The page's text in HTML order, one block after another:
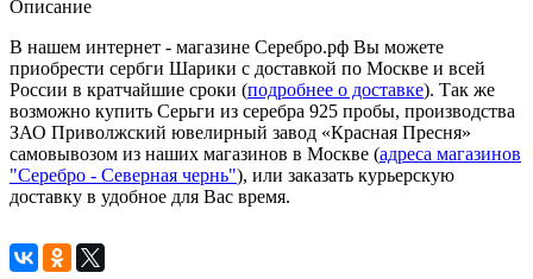
Описание
В нашем интернет - магазине Серебро.рф Вы можете
приобрести сербги Шарики с доставкой по Москве и всей
России в кратчайшие сроки (подробнее о доставке). Так же
возможно купить Серьги из серебра 925 пробы, производства
ЗАО Приволжский ювелирный завод «Красная Пресня»
самовывозом из наших магазинов в Москве (адреса магазинов
"Серебро - Северная чернь"), или заказать курьерскую
доставку в удобное для Вас время.